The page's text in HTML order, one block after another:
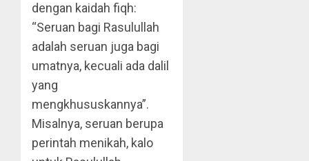
dengan kaidah fiqh:
“Seruan bagi Rasulullah
adalah seruan juga bagi
umatnya, kecuali ada dalil
yang
mengkhususkannya”.
Misalnya, seruan berupa
perintah menikah, kalo